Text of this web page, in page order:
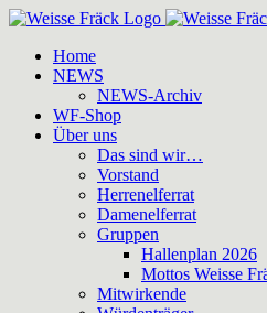
Zum
springenHome
NEWS
NEWS-Archiv
WF-Shop
Über uns
Das sind wir…
Vorstand
Herrenelferrat
Damenelferrat
Gruppen
Hallenplan 2026
Mottos Weisse
Mitwirkende